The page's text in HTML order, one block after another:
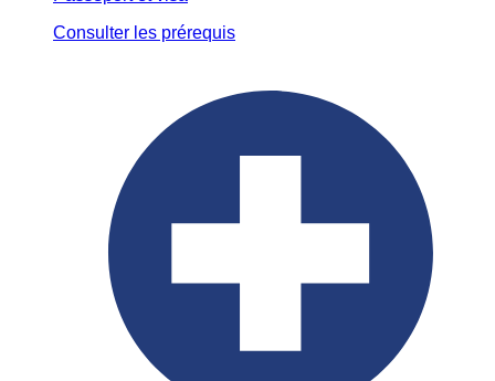
Consulter les prérequis